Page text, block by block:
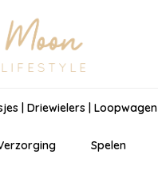
| Driewielers | Loopwagen
Spelen